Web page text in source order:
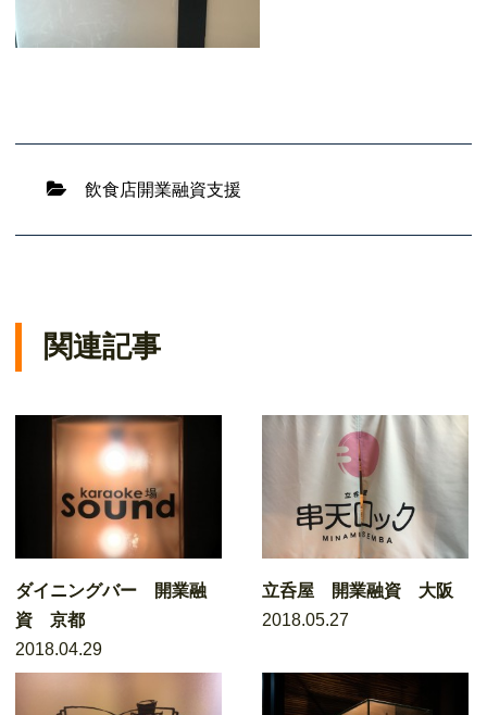
飲食店開業融資支援
関連記事
ダイニングバー 開業融
資 京都
2018.04.29
立呑屋 開業融資 大阪
2018.05.27